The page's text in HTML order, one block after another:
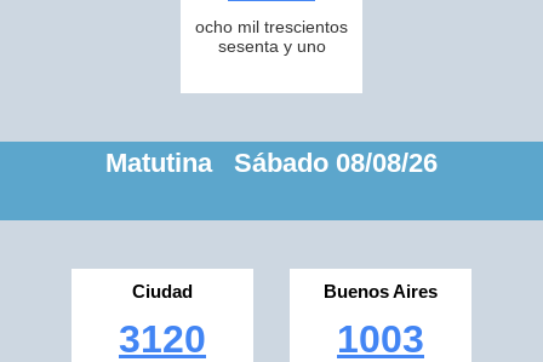
ocho mil trescientos
sesenta y uno
Matutina Sábado 08/08/26
Ciudad
3120
Buenos Aires
1003